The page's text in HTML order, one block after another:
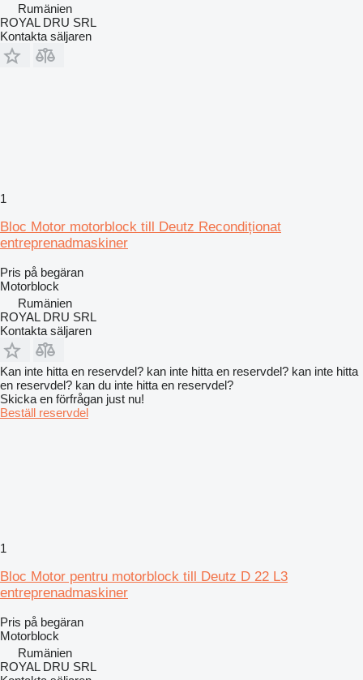
Rumänien
ROYAL DRU SRL
Kontakta säljaren
1
Bloc Motor motorblock till Deutz Recondiționat
entreprenadmaskiner
Pris på begäran
Motorblock
Rumänien
ROYAL DRU SRL
Kontakta säljaren
Kan inte hitta en reservdel? kan inte hitta en reservdel? kan inte hitta
en reservdel? kan du inte hitta en reservdel?
Skicka en förfrågan just nu!
Beställ reservdel
1
Bloc Motor pentru motorblock till Deutz D 22 L3
entreprenadmaskiner
Pris på begäran
Motorblock
Rumänien
ROYAL DRU SRL